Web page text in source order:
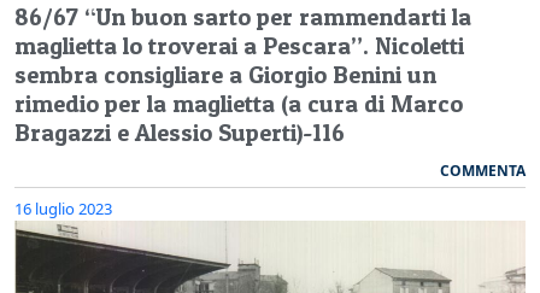
86/67 “Un buon sarto per rammendarti la
maglietta lo troverai a Pescara”. Nicoletti
sembra consigliare a Giorgio Benini un
rimedio per la maglietta (a cura di Marco
Bragazzi e Alessio Superti)-116
COMMENTA
16 luglio 2023